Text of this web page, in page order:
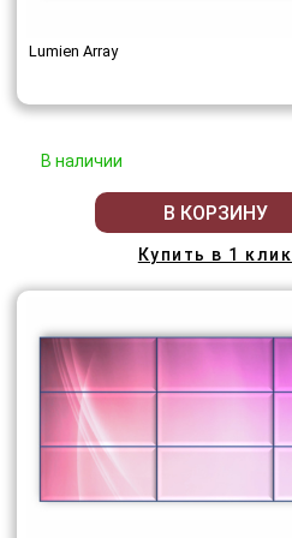
Lumien Array
В наличии
В КОРЗИНУ
Купить в 1 клик